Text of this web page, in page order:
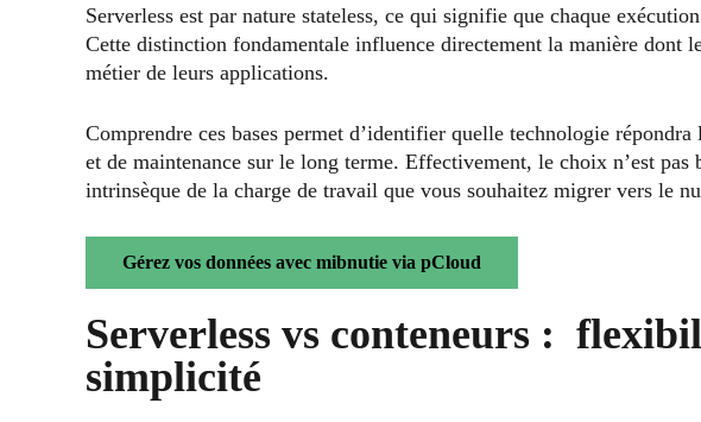
Serverless est par nature stateless, ce qui signifie que chaque
Cette distinction fondamentale influence directement la manière dont
métier de leurs applications.
Comprendre ces bases permet d’identifier quelle technologie
et de maintenance sur le long terme. Effectivement, le choix n’est
intrinsèque de la charge de travail que vous souhaitez migrer vers le
Gérez vos données avec mibnutie via pCloud
Serverless vs conteneurs :
simplicité